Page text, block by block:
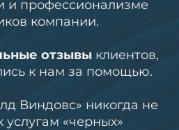
и профессионализме
компании.
отзывы клиентов,
к нам за помощью.
Виндовс» никогда не
услугам «черных»